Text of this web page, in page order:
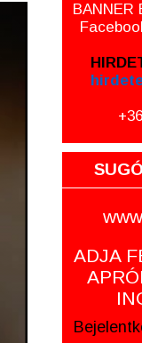
BANNER
ADJA